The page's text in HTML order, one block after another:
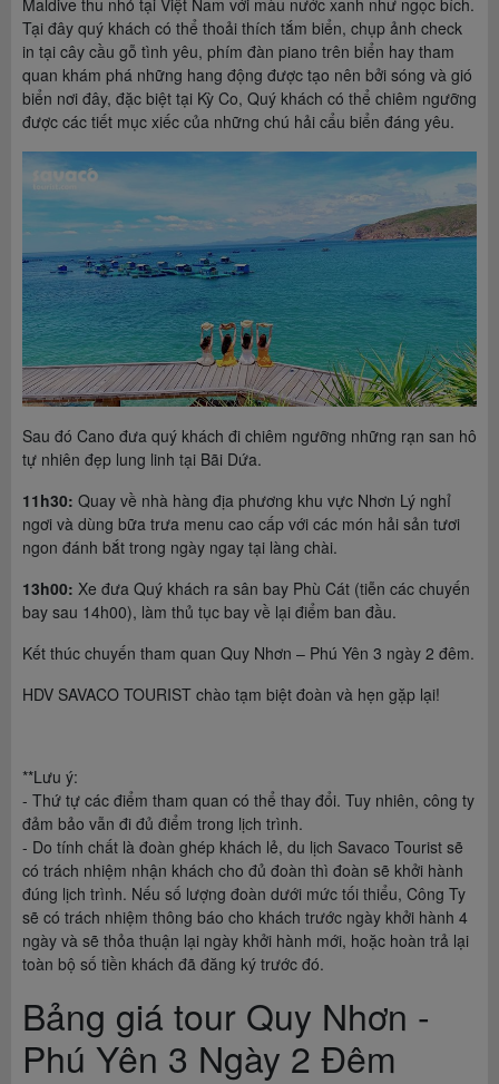
Tại đây quý khách có thể thoải thích tắm biển, chụp ảnh check
in tại cây cầu gỗ tình yêu, phím đàn piano trên biển hay tham
quan khám phá những hang động được tạo nên bởi sóng và gió
biển nơi đây, đặc biệt tại Kỳ Co, Quý khách có thể chiêm ngưỡng
được các tiết mục xiếc của những chú hải cẩu biển đáng yêu.
Sau đó Cano đưa quý khách đi chiêm ngưỡng những rạn san hô
tự nhiên đẹp lung linh tại Bãi Dứa.
11h30: Quay về nhà hàng địa phương khu vực Nhơn Lý nghỉ
ngơi và dùng bữa trưa menu cao cấp với các món hải sản tươi
ngon đánh bắt trong ngày ngay tại làng chài.
13h00: Xe đưa Quý khách ra sân bay Phù Cát (tiễn các chuyến
bay sau 14h00), làm thủ tục bay về lại điểm ban đầu.
Kết thúc chuyến tham quan Quy Nhơn – Phú Yên 3 ngày 2 đêm.
HDV SAVACO TOURIST chào tạm biệt đoàn và hẹn gặp lại!
**Lưu ý:
- Thứ tự các điểm tham quan có thể thay đổi. Tuy nhiên, công ty
đảm bảo vẫn đi đủ điểm trong lịch trình.
- Do tính chất là đoàn ghép khách lẻ, du lịch Savaco Tourist sẽ
có trách nhiệm nhận khách cho đủ đoàn thì đoàn sẽ khởi hành
đúng lịch trình. Nếu số lượng đoàn dưới mức tối thiểu, Công Ty
sẽ có trách nhiệm thông báo cho khách trước ngày khởi hành 4
ngày và sẽ thỏa thuận lại ngày khởi hành mới, hoặc hoàn trả lại
toàn bộ số tiền khách đã đăng ký trước đó.
Bảng giá tour Quy Nhơn -
Phú Yên 3 Ngày 2 Đêm